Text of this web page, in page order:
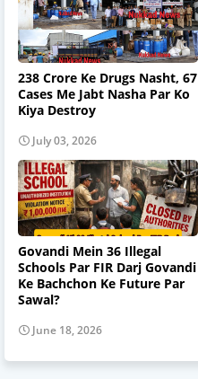
238 Crore Ke Drugs Nasht, 67
Cases Me Jabt Nasha Par Ko
Kiya Destroy
July 03, 2026
Govandi Mein 36 Illegal
Schools Par FIR Darj Govandi
Ke Bachchon Ke Future Par
Sawal?
June 18, 2026